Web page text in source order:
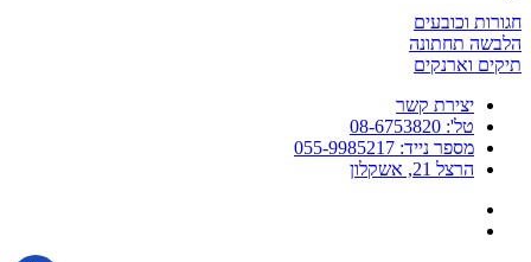
חגורות וכובעים
הלבשה תחתונה
תיקים וארנקים
יצירת קשר
טל': 08-6753820
מספר נייד: 055-9985217
הרצל 21, אשקלון